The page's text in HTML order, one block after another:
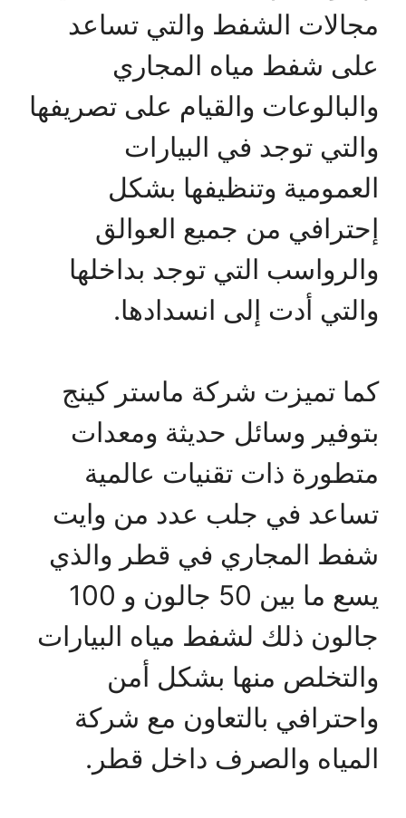
مجالات الشفط والتي تساعد
على شفط مياه المجاري
والبالوعات والقيام على تصريفها
والتي توجد في البيارات
العمومية وتنظيفها بشكل
إحترافي من جميع العوالق
والرواسب التي توجد بداخلها
والتي أدت إلى انسدادها.
كما تميزت شركة ماستر كينج
بتوفير وسائل حديثة ومعدات
متطورة ذات تقنيات عالمية
تساعد في جلب عدد من وايت
شفط المجاري في قطر والذي
يسع ما بين 50 جالون و 100
جالون ذلك لشفط مياه البيارات
والتخلص منها بشكل أمن
واحترافي بالتعاون مع شركة
المياه والصرف داخل قطر.